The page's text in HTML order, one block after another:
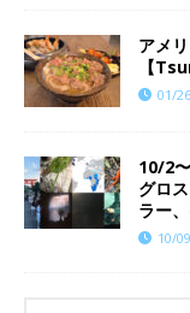
アメ
【
01/
10/2
グロ
ラー
10/